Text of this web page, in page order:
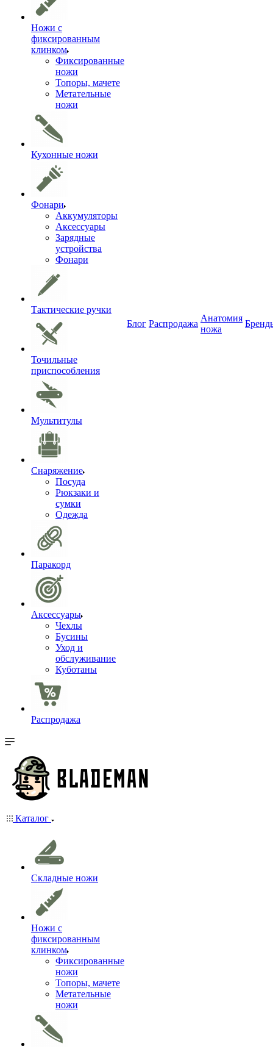
Ножи с
фиксированным
клинком
Фиксированные
ножи
Топоры, мачете
Метательные
ножи
Кухонные ножи
Фонари
Аккумуляторы
Аксессуары
Зарядные
устройства
Фонари
Тактические ручки
Точильные
приспособления
Мультитулы
Снаряжение
Посуда
Рюкзаки и
сумки
Одежда
Паракорд
Аксессуары
Чехлы
Бусины
Уход и
обслуживание
Куботаны
Распродажа
Блог Распродажа
Анатомия
ножа
Каталог
Складные ножи
Ножи с
фиксированным
клинком
Фиксированные
ножи
Топоры, мачете
Метательные
ножи